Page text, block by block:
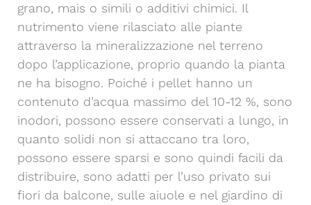
grano, mais o simili o additivi chimici. Il
nutrimento viene rilasciato alle piante
attraverso la mineralizzazione nel terreno
dopo l’applicazione, proprio quando la pianta
ne ha bisogno. Poiché i pellet hanno un
contenuto d’acqua massimo del 10-12 %, sono
inodori, possono essere conservati a lungo, in
quanto solidi non si attaccano tra loro,
possono essere sparsi e sono quindi facili da
distribuire, sono adatti per l’uso privato sui
fiori da balcone, sulle aiuole e nel giardino di